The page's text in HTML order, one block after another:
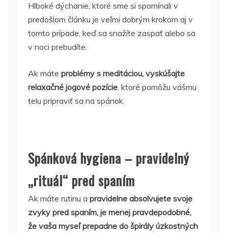
Hlboké dýchanie, ktoré sme si spomínali v
predošlom článku je veľmi dobrým krokom aj v
tomto prípade, keď sa snažíte zaspať alebo sa
v noci prebudíte.
Ak máte problémy s meditáciou, vyskúšajte
relaxačné jogové pozície, ktoré pomôžu vášmu
telu pripraviť sa na spánok.
Spánková hygiena – pravidelný
„rituál“ pred spaním
Ak máte rutinu a pravidelne absolvujete svoje
zvyky pred spaním, je menej pravdepodobné,
že vaša myseľ prepadne do špirály úzkostných